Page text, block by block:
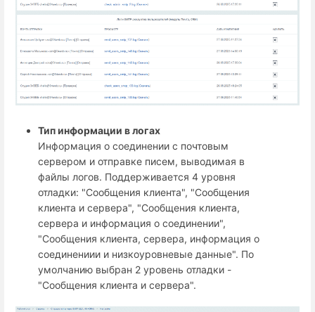
Тип информации в логах
Информация о соединении с почтовым
сервером и отправке писем, выводимая в
файлы логов. Поддерживается 4 уровня
отладки: "Сообщения клиента", "Сообщения
клиента и сервера", "Сообщения клиента,
сервера и информация о соединении",
"Сообщения клиента, сервера, информация о
соединениии и низкоуровневые данные". По
умолчанию выбран 2 уровень отладки -
"Сообщения клиента и сервера".